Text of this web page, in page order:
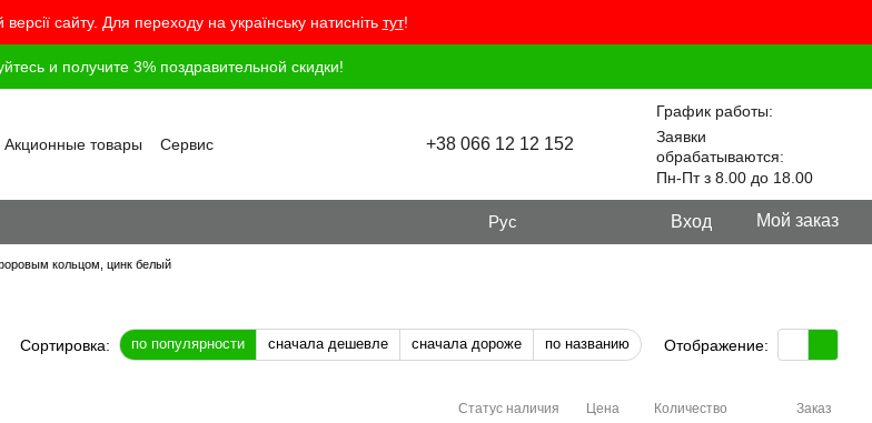
версії сайту. Для переходу на українську натисніть тут!
и получите 3% поздравительной скидки!
Акционные товары
Сервис
+38 066 12 12 152
График работы:
Заявки
обрабатываются:
Пн-Пт з 8.00 до 18.00
Рус Вход Мой заказ
кольцом, цинк белый
Сортировка: по популярности сначала дешевле сначала дороже по названию Отображение:
Статус наличия Цена Количество Заказ